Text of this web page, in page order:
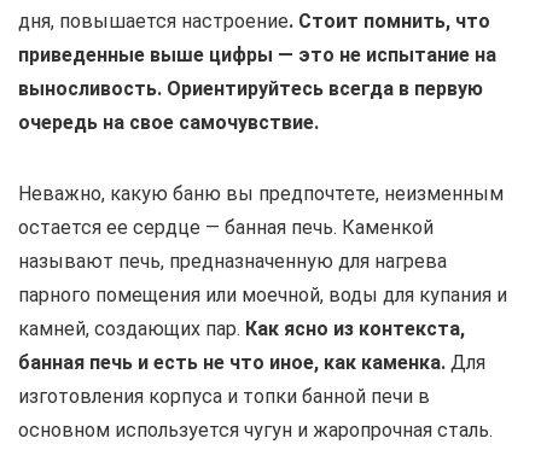
дня, повышается настроение. Стоит помнить, что
приведенные выше цифры — это не испытание на
выносливость. Ориентируйтесь всегда в первую
очередь на свое самочувствие.
Неважно, какую баню вы предпочтете, неизменным
остается ее сердце — банная печь. Каменкой
называют печь, предназначенную для нагрева
парного помещения или моечной, воды для купания и
камней, создающих пар. Как ясно из контекста,
банная печь и есть не что иное, как каменка. Для
изготовления корпуса и топки банной печи в
основном используется чугун и жаропрочная сталь.